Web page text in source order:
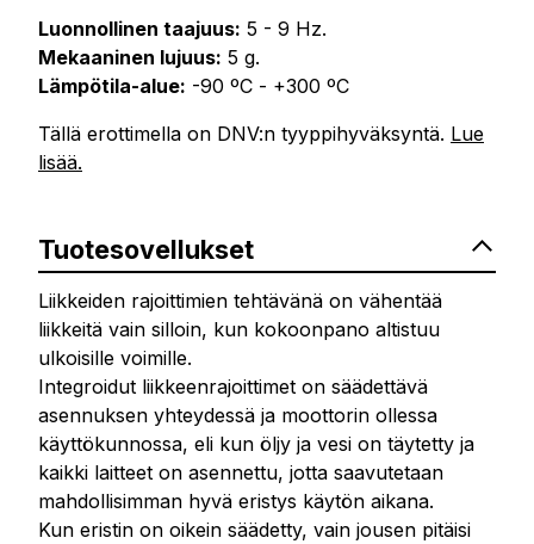
Luonnollinen taajuus: 5 - 9 Hz.
Mekaaninen lujuus: 5 g.
Lämpötila-alue: -90 ºC - +300 ºC
Tällä erottimella on DNV:n tyyppihyväksyntä. Lue
lisää.
Tuotesovellukset
Liikkeiden rajoittimien tehtävänä on vähentää
liikkeitä vain silloin, kun kokoonpano altistuu
ulkoisille voimille.
Integroidut liikkeenrajoittimet on säädettävä
asennuksen yhteydessä ja moottorin ollessa
käyttökunnossa, eli kun öljy ja vesi on täytetty ja
kaikki laitteet on asennettu, jotta saavutetaan
mahdollisimman hyvä eristys käytön aikana.
Kun eristin on oikein säädetty, vain jousen pitäisi